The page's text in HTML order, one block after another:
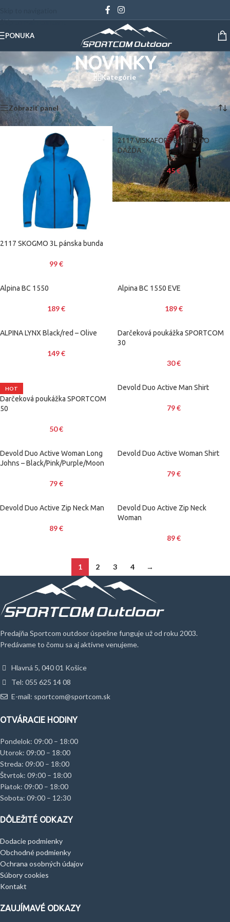
Skip to main content
PONUKA
NOVINKY
Kategórie
Domov / NOVINKY Zobrazených 1–12 z 42 výsledkov
Zobraziť panel
2117 SKOGMO 3L pánska bunda
99€
2117 VISKAFORS BUNDA DO
DAŽĎA
45€
Alpina BC 1550
189€
Alpina BC 1550 EVE
189€
ALPINA LYNX Black/red – Olive
149€
Darčeková poukážka SPORTCOM
30
30€
HOT
Darčeková poukážka SPORTCOM
50
50€
Devold Duo Active Man Shirt
79€
Devold Duo Active Woman Long
Johns – Black/Pink/Purple/Moon
79€
Devold Duo Active Woman Shirt
79€
Devold Duo Active Zip Neck Man
89€
Devold Duo Active Zip Neck
Woman
89€
1 2 3 4 →
Predajňa Sportcom outdoor úspešne funguje už od roku 2003.
Predávame to čomu sa aj aktívne venujeme.
Hlavná 5, 040 01 Košice
Tel: 055 625 14 08
E-mail: sportcom@sportcom.sk
OTVÁRACIE HODINY
Pondelok: 09:00 – 18:00
Utorok: 09:00 – 18:00
Streda: 09:00 – 18:00
Štvrtok: 09:00 – 18:00
Piatok: 09:00 – 18:00
Sobota: 09:00 – 12:30
DÔLEŽITÉ ODKAZY
Dodacie podmienky
Obchodné podmienky
Ochrana osobných údajov
Súbory cookies
Kontakt
ZAUJÍMAVÉ ODKAZY